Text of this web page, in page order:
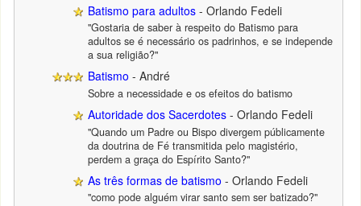
Batismo para adultos - Orlando Fedeli
"Gostaria de saber à respeito do Batismo para
adultos se é necessário os padrinhos, e se independe
a sua religião?"
Batismo - André
Sobre a necessidade e os efeitos do batismo
Autoridade dos Sacerdotes - Orlando Fedeli
"Quando um Padre ou Bispo divergem públicamente
da doutrina de Fé transmitida pelo magistério,
perdem a graça do Espírito Santo?"
As três formas de batismo - Orlando Fedeli
"como pode alguém virar santo sem ser batizado?"